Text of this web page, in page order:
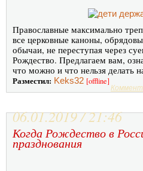
Православные максимально
все церковные каноны,
обычаи, не переступая через
Рождество. Предлагаем вам,
что можно и что нельзя делать
Разместил: Keks32 [offline]
06.01.2019 / 21:46
Когда Рождество в
празднования